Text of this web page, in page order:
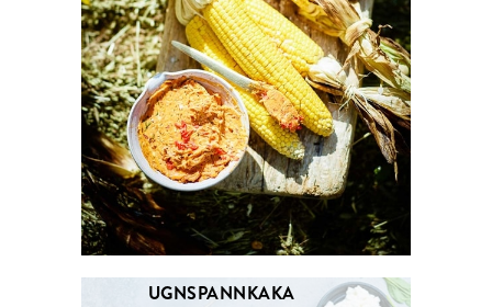
UGNSPANNKAKA